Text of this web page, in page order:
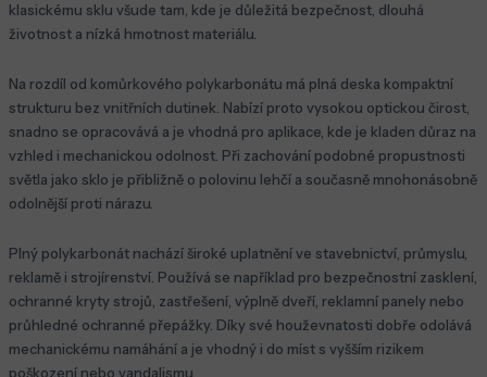
klasickému sklu všude tam, kde je důležitá bezpečnost, dlouhá
životnost a nízká hmotnost materiálu.
Na rozdíl od komůrkového polykarbonátu má plná deska kompaktní
strukturu bez vnitřních dutinek. Nabízí proto vysokou optickou čirost,
snadno se opracovává a je vhodná pro aplikace, kde je kladen důraz na
vzhled i mechanickou odolnost. Při zachování podobné propustnosti
světla jako sklo je přibližně o polovinu lehčí a současně mnohonásobně
odolnější proti nárazu.
Plný polykarbonát nachází široké uplatnění ve stavebnictví, průmyslu,
reklamě i strojírenství. Používá se například pro bezpečnostní zasklení,
ochranné kryty strojů, zastřešení, výplně dveří, reklamní panely nebo
průhledné ochranné přepážky. Díky své houževnatosti dobře odolává
mechanickému namáhání a je vhodný i do míst s vyšším rizikem
poškození nebo vandalismu.